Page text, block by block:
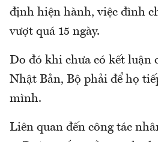
định hiện hành, việc đình
vượt quá 15 ngày.
Do đó khi chưa có kết luận
Nhật Bản, Bộ phải để họ
mình.
Liên quan đến công tác